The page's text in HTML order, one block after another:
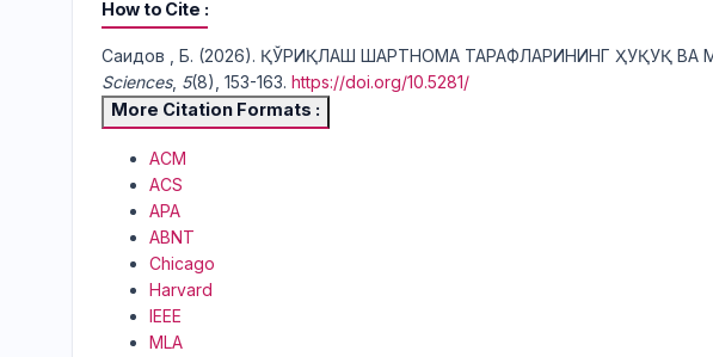
How to Cite
Саидов , Б. (2026). ҚЎРИҚЛАШ ШАРТНОМА ТАРАФЛАРИНИНГ ҲУҚУҚ ВА
Sciences, 5(8), 153-163. https://doi.org/10.5281/
More Citation Formats
ACM
ACS
APA
ABNT
Chicago
Harvard
IEEE
MLA